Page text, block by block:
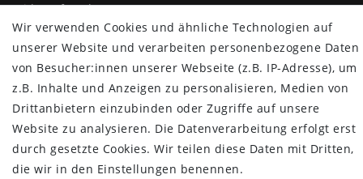
Widerrufs­recht
Vertrag widerrufen
MYPOPUPCLUB
Versand- und Zahlungsbedingungen
NEWSLETTER
Wir verwenden Cookies und ähnliche Technologien auf
unserer Website und verarbeiten personenbezogene Daten
von Besucher:innen unserer Webseite (z.B. IP-Adresse), um
z.B. Inhalte und Anzeigen zu personalisieren, Medien von
Drittanbietern einzubinden oder Zugriffe auf unsere
Website zu analysieren. Die Datenverarbeitung erfolgt erst
durch gesetzte Cookies. Wir teilen diese Daten mit Dritten,
die wir in den Einstellungen benennen.